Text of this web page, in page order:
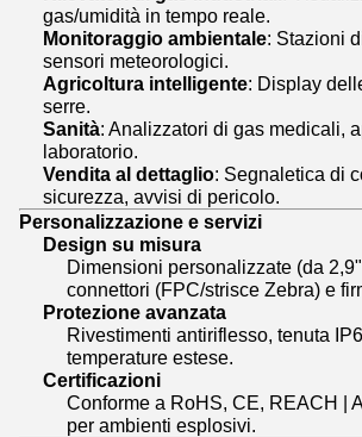
gas/umidità in tempo reale.
Monitoraggio ambientale: Stazioni
sensori meteorologici.
Agricoltura intelligente: Display
serre.
Sanità: Analizzatori di gas medicali,
laboratorio.
Vendita al dettaglio: Segnaletica di
sicurezza, avvisi di pericolo.
Personalizzazione e servizi
Design su misura
Dimensioni personalizzate (da
connettori (FPC/strisce Zebra) e
Protezione avanzata
Rivestimenti antiriflesso, tenuta
temperature estese.
Certificazioni
Conforme a RoHS, CE, REACH |
per ambienti esplosivi.